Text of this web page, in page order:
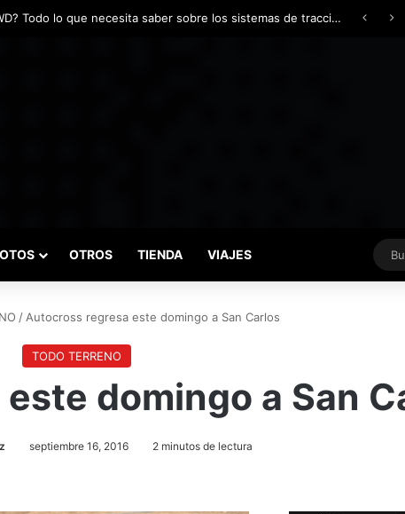
del Campeonato de Invierno de Kartismo
OTROS TIENDA VIAJES
/ Autocross regresa este domingo a San Carlos
TODO TERRENO
domingo a San
septiembre 16, 2016 2 minutos de lectura